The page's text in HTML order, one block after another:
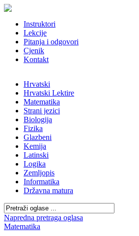
Instruktori
Lekcije
Pitanja i odgovori
Cjenik
Kontakt
Hrvatski
Hrvatski Lektire
Matematika
Strani jezici
Biologija
Fizika
Glazbeni
Kemija
Latinski
Logika
Zemljopis
Informatika
Državna matura
Napredna pretraga oglasa
Matematika